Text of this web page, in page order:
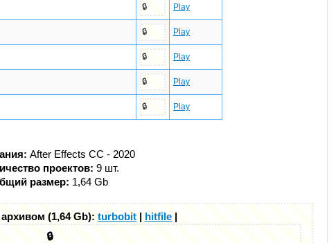
🔒 Play
🔒 Play
🔒 Play
🔒 Play
🔒 Play
After Effects CC - 2020
проектов: 9 шт.
размер: 1,64 Gb
(1,64 Gb): turbobit | hitfile |
🔒